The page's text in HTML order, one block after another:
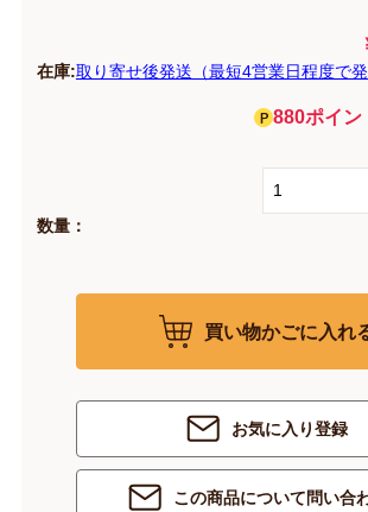
在庫:取り寄せ後発送（最短4営業日程度で発
880ポイン
数量：
買い物かごに入れ
お気に入り登録
この商品について問い合